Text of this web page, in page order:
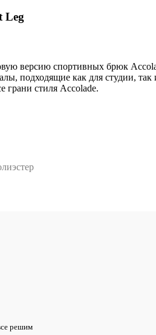
Leg
версию спортивных брюк
подходящие как для студии,
грани стиля Accolade.
решим